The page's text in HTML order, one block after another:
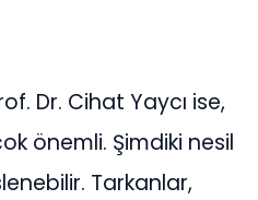
Dr. Cihat Yaycı ise,
önemli. Şimdiki nesil
Tarkanlar,